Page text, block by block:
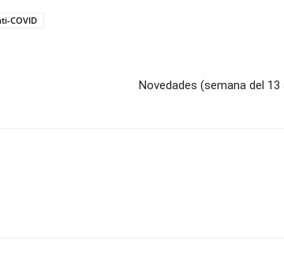
COVID
Novedades (semana del